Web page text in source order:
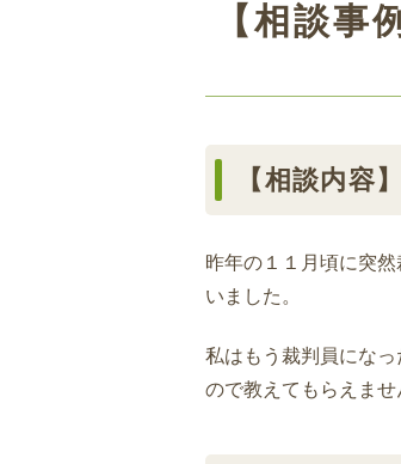
【相談
【相談内容】
昨年の１１月頃に突
いました。
私はもう裁判員にな
ので教えてもらえませ